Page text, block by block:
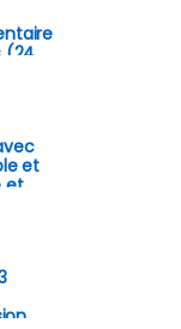
(24
et
et